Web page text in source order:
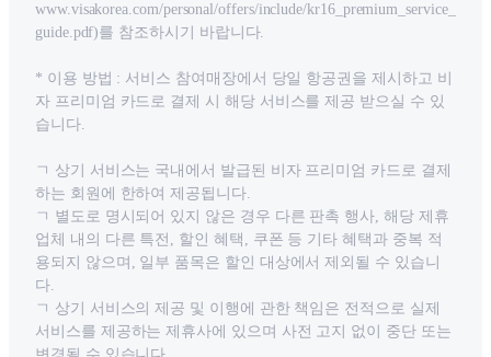
www.visakorea.com/personal/offers/include/kr16_premium_service_
guide.pdf)를 참조하시기 바랍니다.
* 이용 방법 : 서비스 참여매장에서 당일 항공권을 제시하고 비
자 프리미엄 카드로 결제 시 해당 서비스를 제공 받으실 수 있
습니다.
ㄱ 상기 서비스는 국내에서 발급된 비자 프리미엄 카드로 결제
하는 회원에 한하여 제공됩니다.
ㄱ 별도로 명시되어 있지 않은 경우 다른 판촉 행사, 해당 제휴
업체 내의 다른 특전, 할인 혜택, 쿠폰 등 기타 혜택과 중복 적
용되지 않으며, 일부 품목은 할인 대상에서 제외될 수 있습니
다.
ㄱ 상기 서비스의 제공 및 이행에 관한 책임은 전적으로 실제
서비스를 제공하는 제휴사에 있으며 사전 고지 없이 중단 또는